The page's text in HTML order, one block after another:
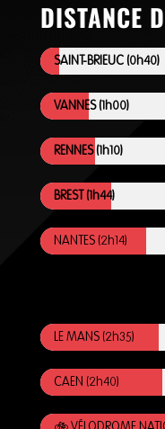
DISTANCE
SAINT-BRIEUC (0h40)
VANNES (1h00)
RENNES (1h10)
BREST (1h44)
NANTES (2h14)
LE MANS (2h35)
CAEN (2h40)